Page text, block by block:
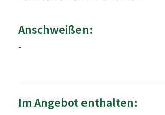
Anschweißen:
-
Im Angebot enthalten: